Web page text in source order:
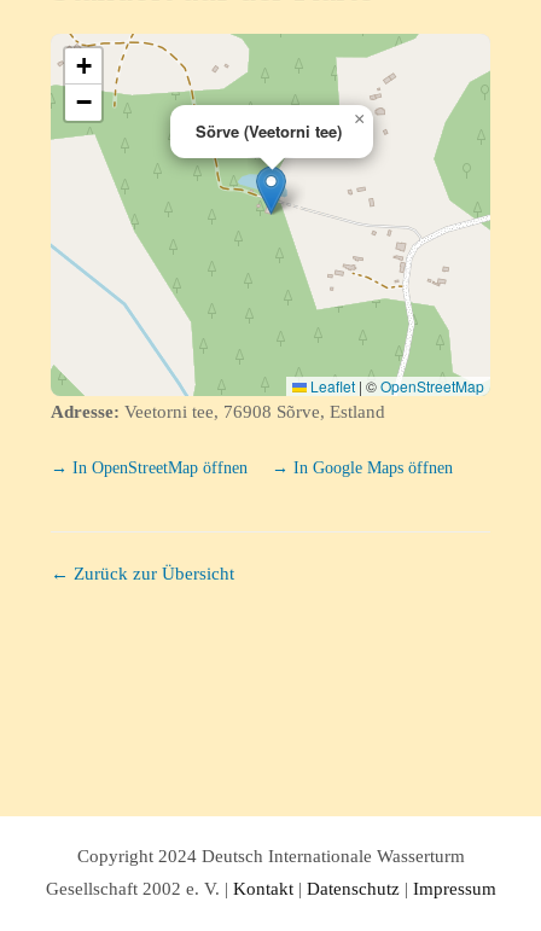
Sörve (Veetorni tee)
×
+
−
Leaflet | ©OpenStreetMap
Adresse: Veetorni tee, 76908 Sõrve, Estland
→ In OpenStreetMap öffnen → In Google Maps öffnen
← Zurück zur Übersicht
Copyright 2024 Deutsch Internationale Wasserturm
Gesellschaft 2002 e. V. | Kontakt| Datenschutz| Impressum